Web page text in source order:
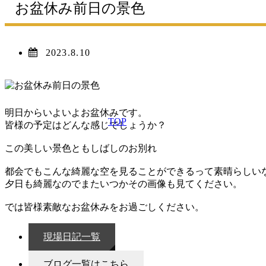
TOP
お盆休み前日の景色
2023.8.10
明日からいよいよお盆休みです。
皆様の予定はどんな感じでしょうか？
この美しい景色ともしばしのお別れ
都会でもこんな綺麗な空を見ることができるって素晴らしい
夕日も綺麗なのでまたいつかその画像も見てください。
では皆様素敵なお盆休みをお過ごしください。
現場日記一覧
ブログ一覧はこちら